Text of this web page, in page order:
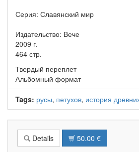
Серия: Славянский мир
Издательство: Вече
2009 г.
464 стр.
Твердый переплет
Альбомный формат
Tags: русы, петухов, история
Details 50.00 €